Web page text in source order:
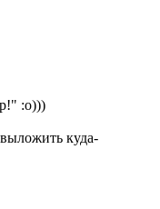
:о)))
куда-